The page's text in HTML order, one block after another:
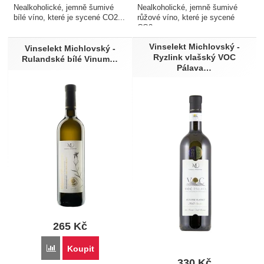
Dančí krémová polévka s
Dušení šneci na červeném
víně
Hovězí
Kravské sýry
Pečená kachna
Ricottová pěna s čerstvou
bazalkou
Sýr Camembert
Nealkoholické, jemně šumivé
bílé víno, které je sycené CO2...
Nealkoholické, jemně šumivé
růžové víno, které je sycené
CO2...
Vinselekt Michlovský -
Rulandské bílé Vinum…
265 Kč
Přidat 'Vinselekt Michlovský - Rulandské bílé Vinum
Koupit
Vinselekt Michlovský -
Ryzlink vlašský VOC
Pálava…